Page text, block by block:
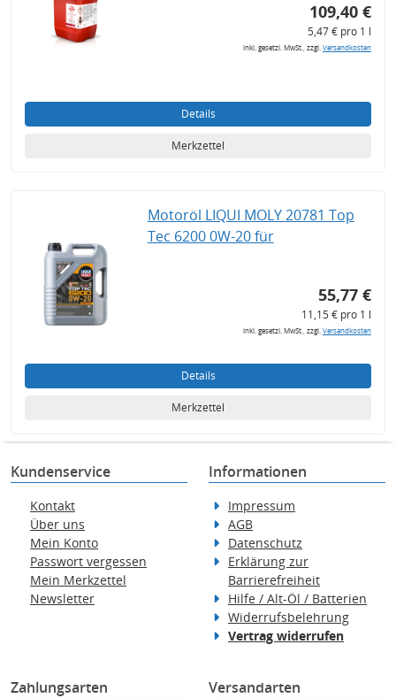
109,40 €
5,47 € pro 1 l
inkl. gesetzl. MwSt., zzgl.Versandkosten
Details
Merkzettel
Motoröl LIQUI MOLY 20781 Top
Tec 6200 0W-20 für
55,77 €
11,15 € pro 1 l
inkl. gesetzl. MwSt., zzgl.Versandkosten
Details
Merkzettel
Kundenservice
Kontakt
Über uns
Mein Konto
Passwort vergessen
Mein Merkzettel
Newsletter
Informationen
Impressum
AGB
Datenschutz
Erklärung zur
Barrierefreiheit
Hilfe / Alt-Öl / Batterien
Widerrufsbelehrung
Vertrag widerrufen
Zahlungsarten Versandarten